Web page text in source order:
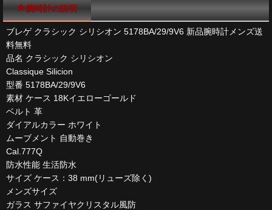
腕時計の説明
ブレゲ クラシック シリシオン 5178BA/29/9V6 新品腕時計メンズ送
料無料
品名 クラシック シリシオン
Classique Silicion
型番 5178BA/29/9V6
素材 ケース 18Kイエローゴールド
ベルト 革
ダイアルカラー ホワイト
ムーブメント 自動巻き
Cal.777Q
防水性能 生活防水
サイズ ケース：38 mm(リューズ除く)
メンズサイズ
ガラス サファイヤクリスタル風防